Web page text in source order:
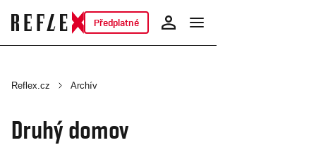
Předplatné
Reflex.cz Archív
Druhý domov